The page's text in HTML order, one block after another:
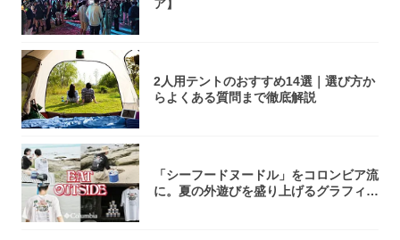
ア】
2人用テントのおすすめ14選｜選び方か
らよくある質問まで徹底解説
「シーフードヌードル」をコロンビア流
に。夏の外遊びを盛り上げるグラフィッ